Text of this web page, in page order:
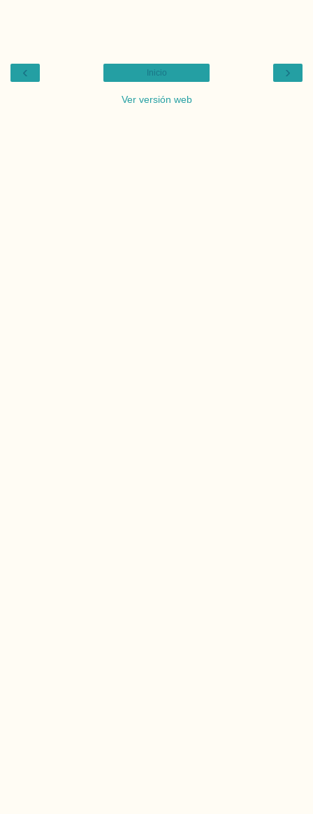
‹ ›
Inicio
Ver versión web